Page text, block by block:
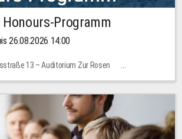
Programm
26.08.2026 14:00
13 – Auditorium Zur Rosen